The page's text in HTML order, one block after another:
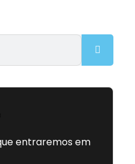
entraremos em